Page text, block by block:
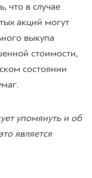
что в случае
акций могут
выкупа
стоимости,
состоянии
упомянуть и об
является